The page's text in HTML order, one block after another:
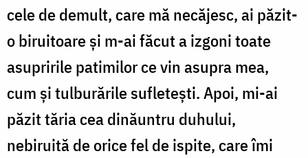
cele de demult, care mă necăjesc, ai păzit-
o biruitoare şi m-ai făcut a izgoni toate
asupririle patimilor ce vin asupra mea,
cum şi tulburările sufleteşti. Apoi, mi-ai
păzit tăria cea dinăuntru duhului,
nebiruită de orice fel de ispite, care îmi